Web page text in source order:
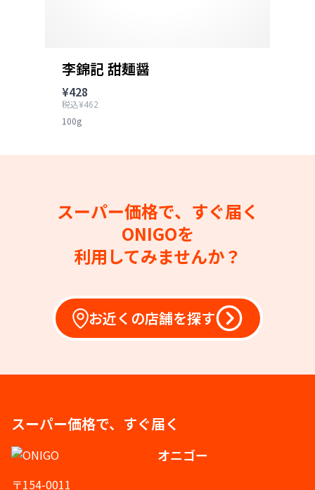
李錦記 甜麺醤
¥428
税込¥462
100g
スーパー価格で、すぐ届く
ONIGOを
利用してみませんか？
お近くの店舗を探す
スーパー価格で、すぐ届く
オニゴー
〒154-0011